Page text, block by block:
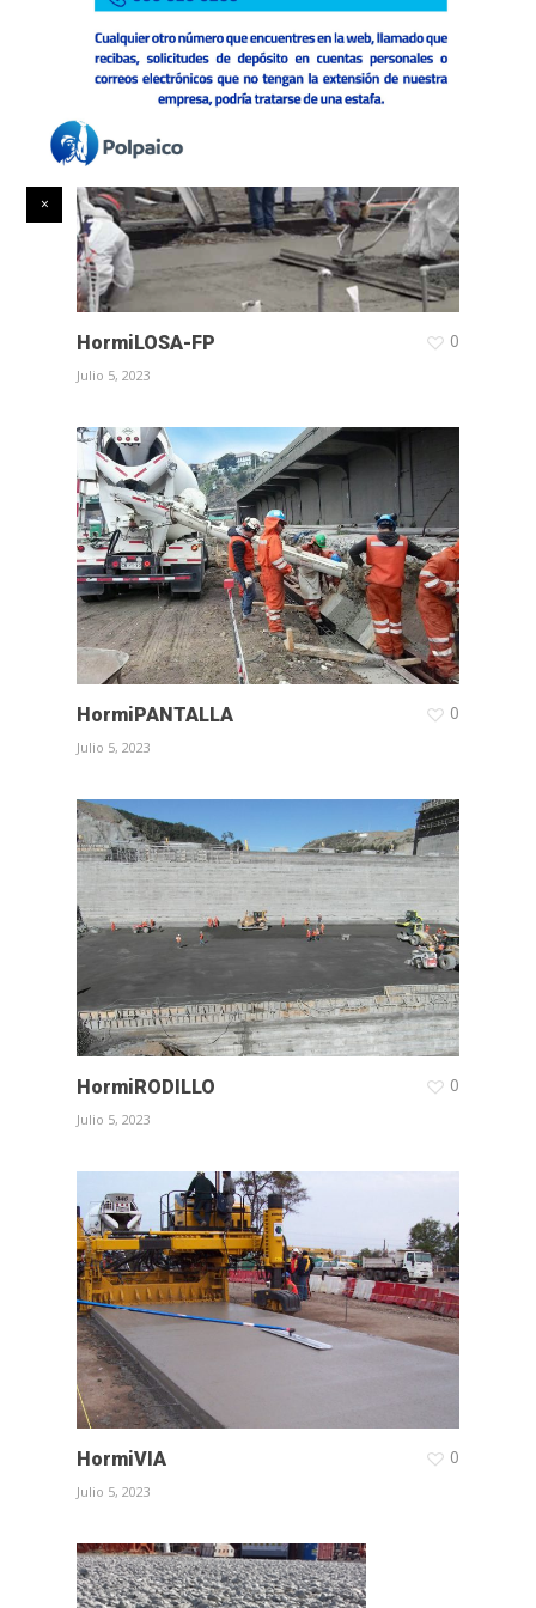
Octubre 5, 2023
HormiLOSA-FP
Julio 5, 2023
0
HormiPANTALLA
Julio 5, 2023
0
HormiRODILLO
Julio 5, 2023
0
HormiVIA
Julio 5, 2023
0